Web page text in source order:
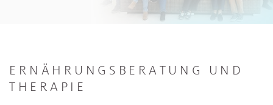
ERNÄHRUNGSBERATUNG UND
THERAPIE